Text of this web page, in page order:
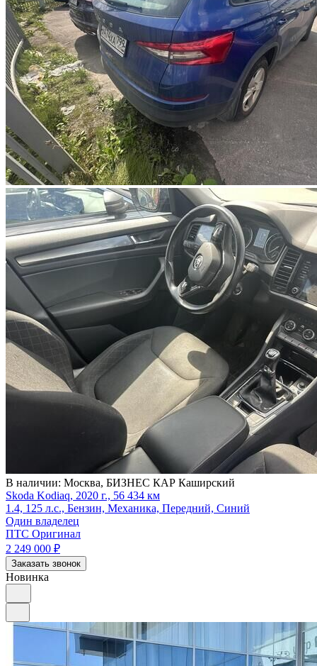
В наличии: Москва, БИЗНЕС КАР Каширский
Skoda Kodiaq, 2020 г., 56 434 км
1.4, 125 л.с., Бензин, Механика, Передний, Синий
Один владелец
ПТС Оригинал
2 249 000 ₽
Заказать звонок
Новинка